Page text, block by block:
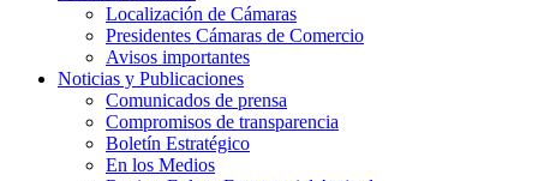
Localización de Cámaras
Presidentes Cámaras de Comercio
Avisos importantes
Noticias y Publicaciones
Comunicados de prensa
Compromisos de transparencia
Boletín Estratégico
En los Medios